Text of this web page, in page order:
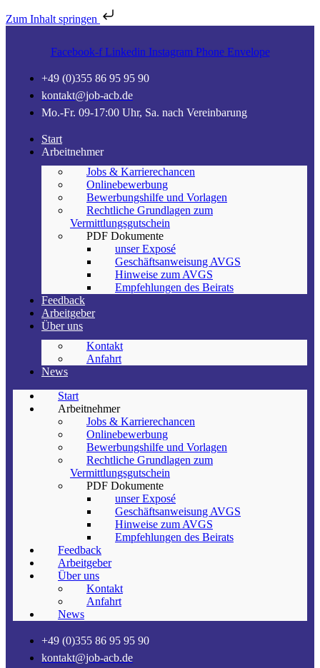
Zum Inhalt springen
Facebook-f Linkedin Instagram Phone Envelope
+49 (0)355 86 95 95 90
kontakt@job-acb.de
Mo.-Fr. 09-17:00 Uhr, Sa. nach Vereinbarung
Start
Arbeitnehmer
Jobs & Karrierechancen
Onlinebewerbung
Bewerbungshilfe und Vorlagen
Rechtliche Grundlagen zum
Vermittlungsgutschein
PDF Dokumente
unser Exposé
Geschäftsanweisung AVGS
Hinweise zum AVGS
Empfehlungen des Beirats
Feedback
Arbeitgeber
Über uns
Kontakt
Anfahrt
News
Start
Arbeitnehmer
Jobs & Karrierechancen
Onlinebewerbung
Bewerbungshilfe und Vorlagen
Rechtliche Grundlagen zum
Vermittlungsgutschein
PDF Dokumente
unser Exposé
Geschäftsanweisung AVGS
Hinweise zum AVGS
Empfehlungen des Beirats
Feedback
Arbeitgeber
Über uns
Kontakt
Anfahrt
News
+49 (0)355 86 95 95 90
kontakt@job-acb.de